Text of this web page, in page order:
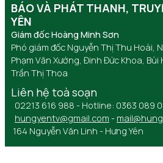
BÁO VÀ PHÁT THANH,
YÊN
Giám đốc Hoàng Minh Sơn
Phó giám đốc Nguyễn Thị Thu Hoài,
Phạm Văn Xướng, Đinh Đức Khoa, Bùi
Trần Thị Thoa
Liên hệ toà soạn
02213 616 988 - Hotline: 0363 089
hungyentv@gmail.com -
164 Nguyễn Văn Linh - Hưng Yên